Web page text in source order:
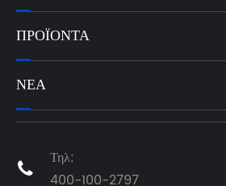
ΠΡΟΪΌΝΤΑ
ΝΈΑ

Τηλ:
400-100-2797